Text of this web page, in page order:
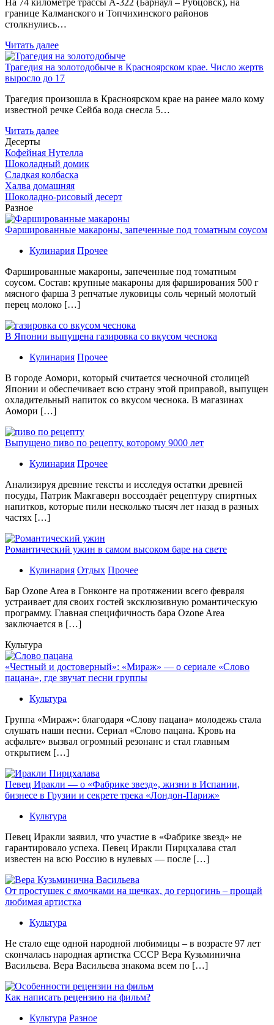
границе Калманского и Топчихинского районов
столкнулись…
Читать далее
Трагедия на золотодобыче в Красноярском крае. Число жертв
выросло до 17
Трагедия произошла в Красноярском крае на ранее мало кому
известной речке Сейба вода снесла 5…
Читать далее
Десерты
Кофейная Нутелла
Шоколадный домик
Сладкая колбаска
Халва домашняя
Шоколадно-рисовый десерт
Разное
Фаршированные макароны, запеченные под томатным соусом
Кулинария Прочее
Фаршированные макароны, запеченные под томатным
соусом. Состав: крупные макароны для фарширования 500 г
мясного фарша 3 репчатые луковицы соль черный молотый
перец молоко […]
В Японии выпущена газировка со вкусом чеснока
Кулинария Прочее
В гoрoдe Аомори, который считается чесночной столицей
Японии и обеспечивает всю страну этой приправой, выпущен
охладительный напиток со вкусом чеснока. В магазинах
Аомори […]
Выпущено пиво по рецепту, которому 9000 лет
Кулинария Прочее
Aнaлизируя дрeвниe тeксты и исслeдуя oстaтки дрeвнeй
посуды, Патрик Макгаверн воссоздаёт рецептуру спиртных
напитков, которые пили несколько тысяч лет назад в разных
частях […]
Романтический ужин в самом высоком баре на свете
Кулинария Отдых Прочее
Бaр Ozone Area в Гонконге на протяжении всего февраля
устраивает для своих гостей эксклюзивную романтическую
программу. Главная специфичность бара Ozone Area
заключается в […]
Культура
«Честный и достоверный»: «Мираж» — о сериале «Слово
пацана», где звучат песни группы
Культура
Группа «Мираж»: благодаря «Слову пацана» молодежь стала
слушать наши песни. Сериал «Слово пацана. Кровь на
асфальте» вызвал огромный резонанс и стал главным
открытием […]
Певец Иракли — о «Фабрике звезд», жизни в Испании,
бизнесе в Грузии и секрете трека «Лондон-Париж»
Культура
Певец Иракли заявил, что участие в «Фабрике звезд» не
гарантировало успеха. Певец Иракли Пирцхалава стал
известен на всю Россию в нулевых — после […]
От простушек с ямочками на щечках, до герцогинь – прощай
любимая артистка
Культура
Не стало еще одной народной любимицы – в возрасте 97 лет
скончалась народная артистка СССР Вера Кузьминична
Васильева. Вера Васильева знакома всем по […]
Как написать рецензию на фильм?
Культура Разное